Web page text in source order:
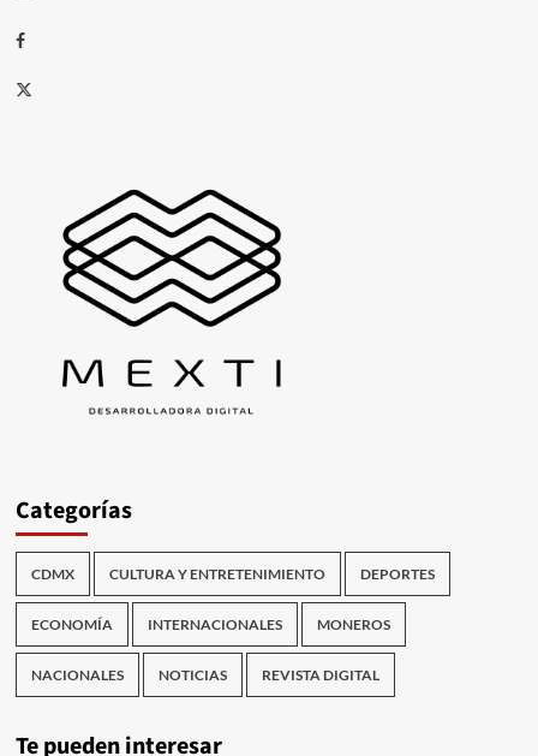
Facebook
X
Categorías
CDMX CULTURA Y ENTRETENIMIENTO DEPORTES
ECONOMÍA INTERNACIONALES MONEROS
NACIONALES NOTICIAS REVISTA DIGITAL
Te pueden interesar